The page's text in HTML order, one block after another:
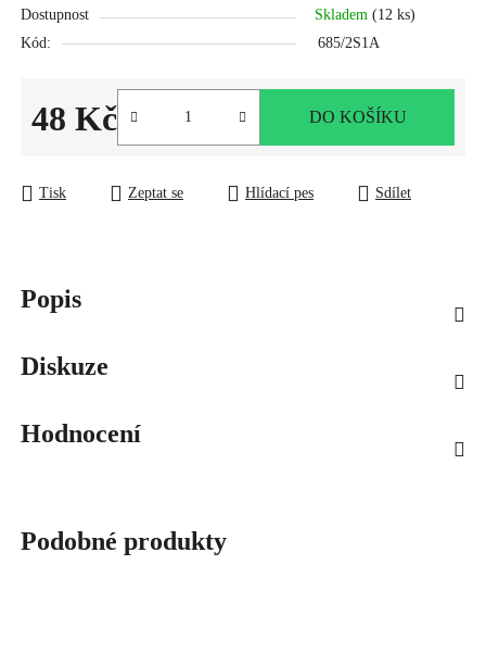
Dostupnost Skladem (12 ks)
Kód:
685/2S1A
48 Kč DO KOŠÍKU
Tisk Zeptat se Hlídací pes Sdílet
Popis
Diskuze
Hodnocení
Podobné produkty